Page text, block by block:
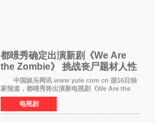
都暻秀确定出演新剧《We Are
the Zombie》 挑战丧尸题材人性
喜剧
中国娱乐网讯 www yule com cn 据16日独
家报道，都暻秀将出演新电视剧《We Are the
Zombie》，在剧中饰演主演金仁钟一角，挑战与
以往丧尸题材截然不同的人性喜剧。 新剧
《We Are t
电视剧